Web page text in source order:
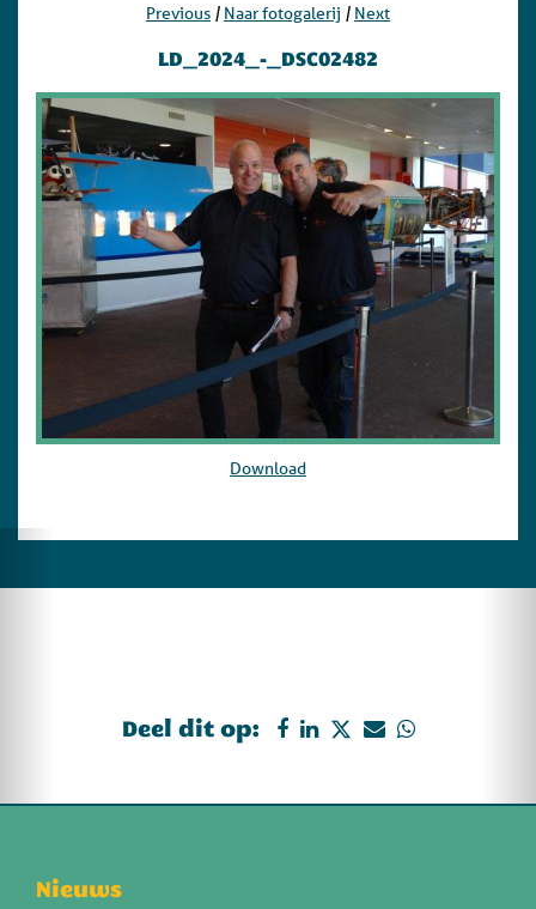
Previous | Naar fotogalerij | Next
LD_2024_-_DSC02482
Download
Deel dit op:
Nieuws